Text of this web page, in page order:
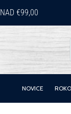
NAD €99,00
NOVICE